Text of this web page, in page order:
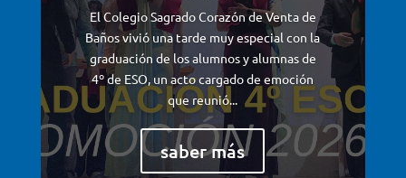
El Colegio Sagrado Corazón de Venta de
Baños vivió una tarde muy especial con la
graduación de los alumnos y alumnas de
4º de ESO, un acto cargado de emoción
que reunió...
saber más